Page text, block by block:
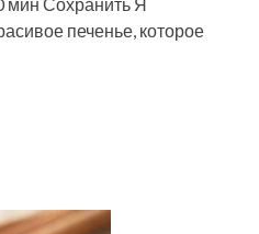
печенье, которое